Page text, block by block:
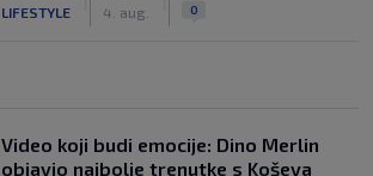
LIFESTYLE 4. aug. 0
Video koji budi emocije: Dino Merlin
objavio najbolje trenutke s Koševa